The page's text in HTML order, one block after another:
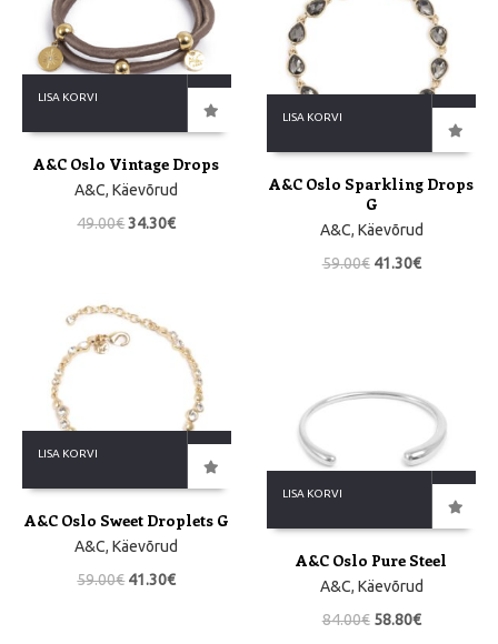
LISA KORVI
A&C Oslo Vintage Drops
A&C,Käevõrud
49.00€34.30€
LISA KORVI
A&C Oslo Sparkling Drops
G
A&C, Käevõrud
59.00€ 41.30€
LISA KORVI
A&C Oslo Sweet Droplets G
A&C,Käevõrud
59.00€ 41.30€
LISA KORVI
A&C Oslo Pure Steel
A&C, Käevõrud
84.00€ 58.80€